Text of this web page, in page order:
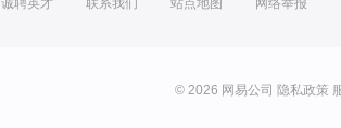
诚聘英才 联系我们 站点地图 网络举报
© 2026 网易公司 隐私政策